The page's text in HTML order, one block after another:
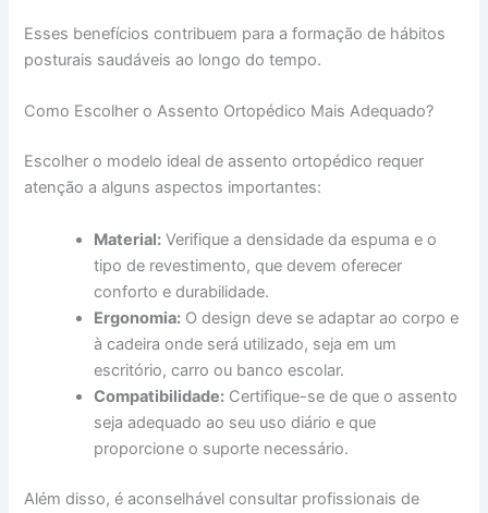
Esses benefícios contribuem para a formação de hábitos
posturais saudáveis ao longo do tempo.
Como Escolher o Assento Ortopédico Mais Adequado?
Escolher o modelo ideal de assento ortopédico requer
atenção a alguns aspectos importantes:
Material: Verifique a densidade da espuma e o
tipo de revestimento, que devem oferecer
conforto e durabilidade.
Ergonomia: O design deve se adaptar ao corpo e
à cadeira onde será utilizado, seja em um
escritório, carro ou banco escolar.
Compatibilidade: Certifique-se de que o assento
seja adequado ao seu uso diário e que
proporcione o suporte necessário.
Além disso, é aconselhável consultar profissionais de